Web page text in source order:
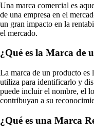
Una marca comercial es
de una empresa en el
un gran impacto en la
el mercado.
¿Qué es la Marca de
La marca de un producto es
utiliza para identificarlo y
puede incluir el nombre, el
contribuyan a su
¿Qué es una Marca